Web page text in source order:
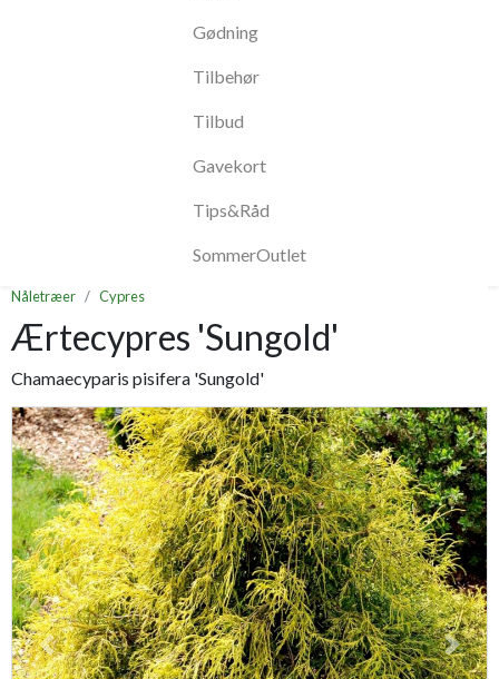
Gødning
Tilbehør
Tilbud
Gavekort
Tips&Råd
SommerOutlet
Nåletræer Cypres
Ærtecypres 'Sungold'
Chamaecyparis pisifera 'Sungold'
Previous Next